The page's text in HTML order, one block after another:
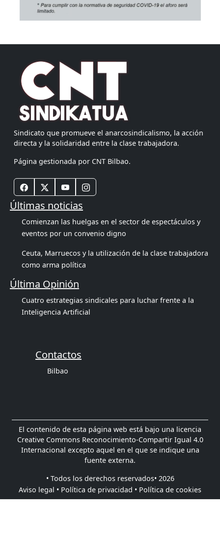
Sindicato que promueve el anarcosindicalismo, la acción
directa y la solidaridad entre la clase trabajadora.
Página gestionada por CNT Bilbao.
Últimas noticias
Comienzan las huelgas en el sector de espectáculos y
eventos por un convenio digno
Ceuta, Marruecos y la utilización de la clase trabajadora
como arma política
Última Opinión
Cuatro estrategias sindicales para luchar frente a la
Inteligencia Artificial
Contactos
Bilbao
El contenido de esta página web está bajo una licencia
Creative Commons Reconocimiento-Compartir Igual 4.0
Internacional excepto aquel en el que se indique una
fuente externa.
• Todos los derechos reservados• 2026
Aviso legal • Política de privacidad • Política de cookies